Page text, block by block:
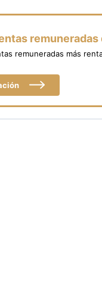
remuneradas
remuneradas más